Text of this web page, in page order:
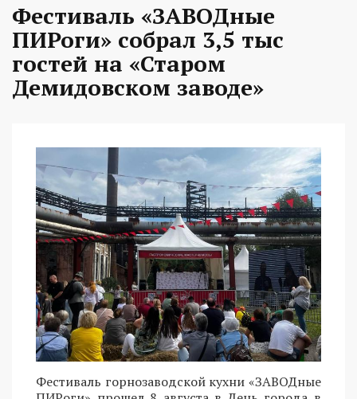
Фестиваль «ЗАВОДные
ПИРоги» собрал 3,5 тыс
гостей на «Старом
Демидовском заводе»
Фестиваль горнозаводской кухни «ЗАВОДные